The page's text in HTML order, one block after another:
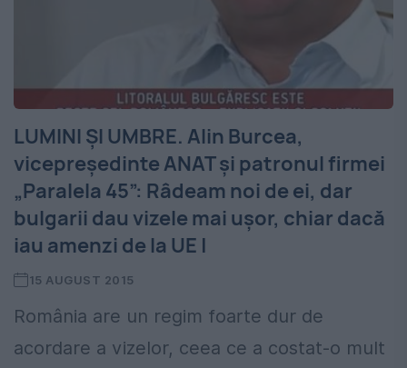
LUMINI ŞI UMBRE. Alin Burcea,
vicepreședinte ANAT și patronul firmei
„Paralela 45”: Râdeam noi de ei, dar
bulgarii dau vizele mai ușor, chiar dacă
iau amenzi de la UE |
15 AUGUST 2015
România are un regim foarte dur de
acordare a vizelor, ceea ce a costat-o mult